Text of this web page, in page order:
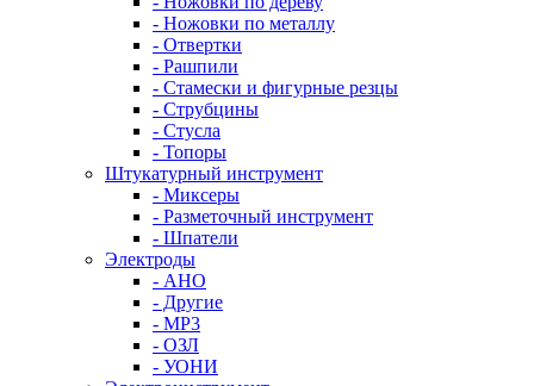
- Ножовки по металлу
- Отвертки
- Рашпили
- Стамески и фигурные резцы
- Струбцины
- Стусла
- Топоры
Штукатурный инструмент
- Миксеры
- Разметочный инструмент
- Шпатели
Электроды
- АНО
- Другие
- МР3
- ОЗЛ
- УОНИ